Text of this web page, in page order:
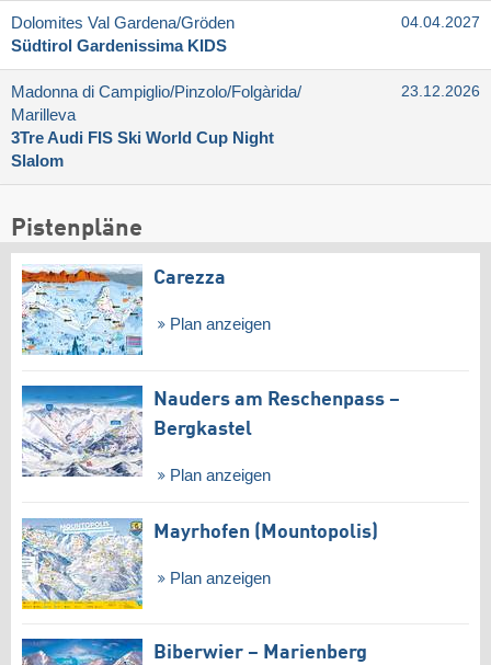
Dolomites Val Gardena/​Gröden
Südtirol Gardenissima KIDS
04.04.2027
Madonna di Campiglio/​Pinzolo/​Folgàrida/​
Marilleva
3Tre Audi FIS Ski World Cup Night
Slalom
23.12.2026
Pistenpläne
Carezza
Plan anzeigen
Nauders am Reschenpass –
Bergkastel
Plan anzeigen
Mayrhofen (Mountopolis)
Plan anzeigen
Biberwier – Marienberg